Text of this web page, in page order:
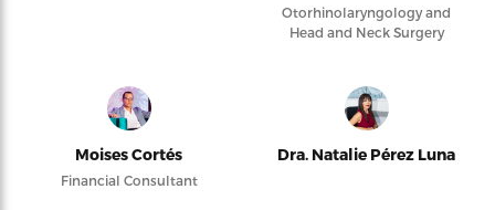
Otorhinolaryngology and
Head and Neck Surgery
Moises Cortés
Financial Consultant
Dra. Natalie Pérez Luna